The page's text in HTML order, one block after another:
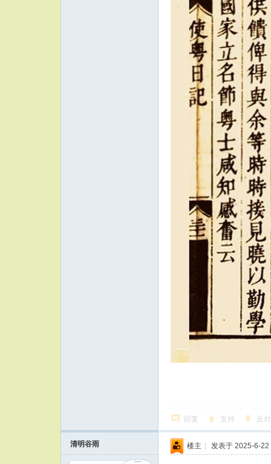
回复 支持 反对
清明谷雨 楼主 | 发表于 2025-6-